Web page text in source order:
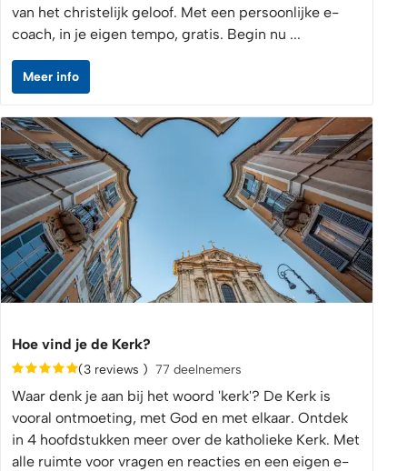
van het christelijk geloof. Met een persoonlijke e-
coach, in je eigen tempo, gratis. Begin nu ...
Meer info
Hoe vind je de Kerk?
(3 reviews ) 77 deelnemers
Waar denk je aan bij het woord 'kerk'? De Kerk is
vooral ontmoeting, met God en met elkaar. Ontdek
in 4 hoofdstukken meer over de katholieke Kerk. Met
alle ruimte voor vragen en reacties en een eigen e-